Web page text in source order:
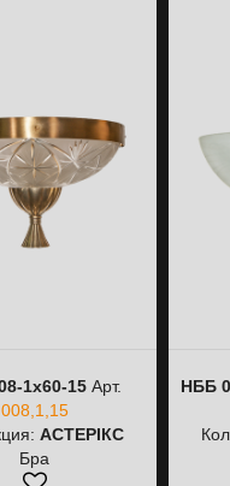
1х60-15 Арт.
008,1,15
АСТЕРІКС
Бра
НББ